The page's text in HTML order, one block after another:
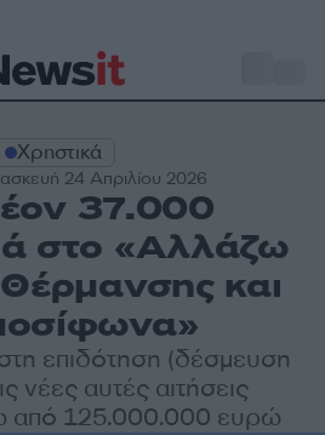
Χρηστικά
24 Απριλίου 2026
37.000
στο «Αλλάζω
και
επιδότηση (δέσμευση
νέες αυτές αιτήσεις
από 125.000.000 ευρώ